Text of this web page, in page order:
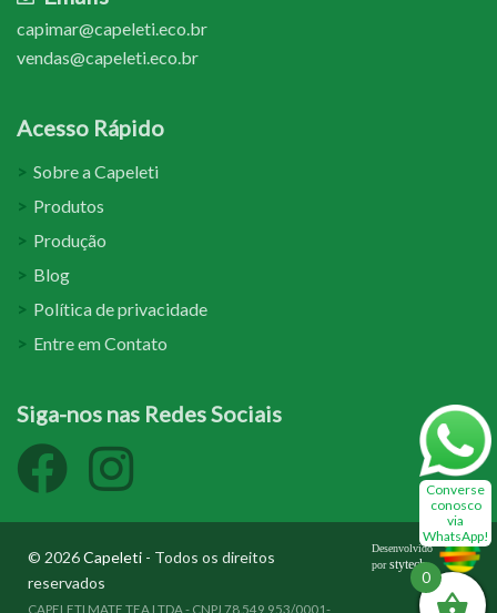
capimar@capeleti.eco.br
vendas@capeleti.eco.br
Acesso Rápido
Sobre a Capeleti
Produtos
Produção
Blog
Política de privacidade
Entre em Contato
Siga-nos nas Redes Sociais
© 2026Capeleti - Todos os direitos
reservados
CAPELETI MATE TEA LTDA - CNPJ 78.549.953/0001-
Desenvolvido
porstytech
0
Converse
conosco
via
WhatsApp!